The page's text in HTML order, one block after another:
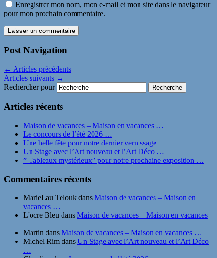
Enregistrer mon nom, mon e-mail et mon site dans le navigateur
pour mon prochain commentaire.
Post Navigation
← Articles précédents
Articles suivants →
Rechercher pour
Articles récents
Maison de vacances – Maison en vacances …
Le concours de l’été 2026 …
Une belle fête pour notre dernier vernissage …
Un Stage avec l’Art nouveau et l’Art Déco …
” Tableaux mystérieux” pour notre prochaine exposition …
Commentaires récents
MarieLau Telouk dans Maison de vacances – Maison en
vacances …
L'ocre Bleu dans Maison de vacances – Maison en vacances
…
Martin dans Maison de vacances – Maison en vacances …
Michel Rim dans Un Stage avec l’Art nouveau et l’Art Déco
…